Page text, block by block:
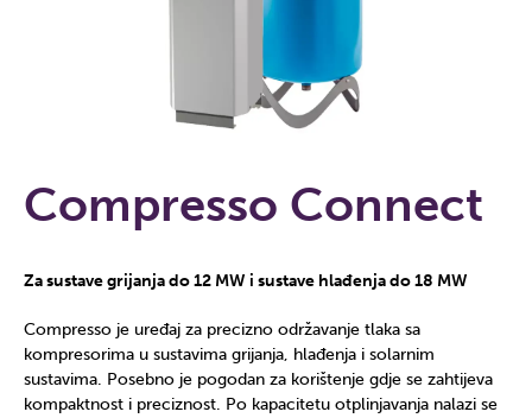
Compresso Connect
Za sustave grijanja do 12 MW i sustave hlađenja do 18 MW
Compresso je uređaj za precizno održavanje tlaka sa
kompresorima u sustavima grijanja, hlađenja i solarnim
sustavima. Posebno je pogodan za korištenje gdje se zahtijeva
kompaktnost i preciznost. Po kapacitetu otplinjavanja nalazi se